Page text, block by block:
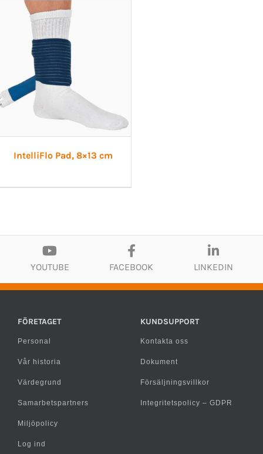
IntelliFlo Pad, 8×13 cm
YOUTUBE FACEBOOK LINKEDIN
FÖRETAGET
Personal
Vår historia
Värdegrund
Samarbetspartners
Miljöpolicy
Log ind
KUNDSUPPORT
Kontakta oss
Dokument
Försäljningsvillkor
Integritetspolicy – GDPR